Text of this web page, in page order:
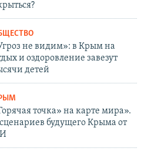
не видим»: в Крым на
и оздоровление завезут
детей
точка» на карте мира».
будущего Крыма от